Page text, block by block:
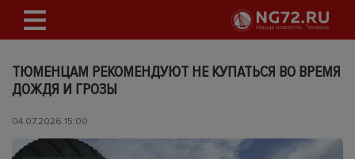
ТЮМЕНЦАМ РЕКОМЕНДУЮТ НЕ КУПАТЬСЯ ВО ВРЕМЯ
ДОЖДЯ И ГРОЗЫ
04.07.2026 15:00